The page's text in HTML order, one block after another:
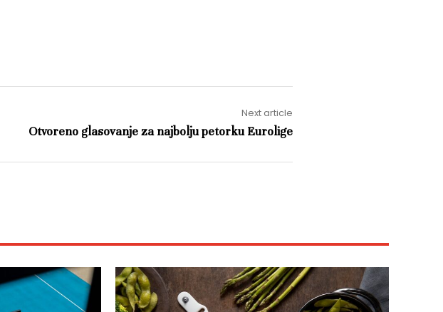
Next article
Otvoreno glasovanje za najbolju petorku Eurolige